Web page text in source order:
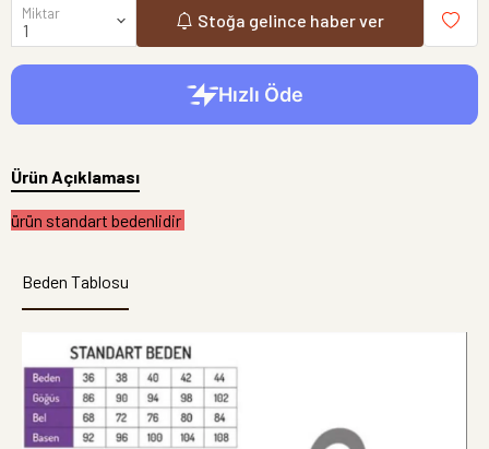
Miktar Stoğa gelince haber ver
Ürün Açıklaması
ürün standart bedenlidir
Beden Tablosu